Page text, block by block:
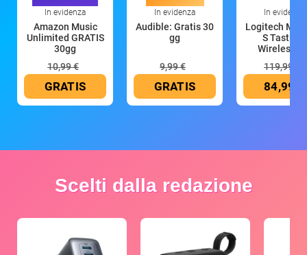
In evidenza
Amazon Music
Unlimited GRATIS
30gg
10,99 €
GRATIS
In evidenza
Audible: Gratis 30
gg
9,99 €
GRATIS
In evidenza
Logitech MX
S Tastiera
Wireless
119,99 €
84,99 €
Scelti dalla redazione